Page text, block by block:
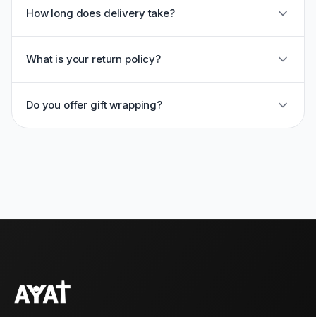
How long does delivery take?
What is your return policy?
Do you offer gift wrapping?